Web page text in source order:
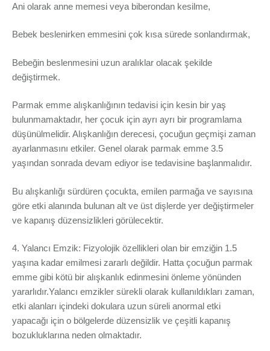
Ani olarak anne memesi veya biberondan kesilme,
Bebek beslenirken emmesini çok kısa sürede sonlandırmak,
Bebeğin beslenmesini uzun aralıklar olacak şekilde
değiştirmek.
Parmak emme alışkanlığının tedavisi için kesin bir yaş
bulunmamaktadır, her çocuk için ayrı ayrı bir programlama
düşünülmelidir. Alışkanlığın derecesi, çocuğun geçmişi zaman
ayarlanmasını etkiler. Genel olarak parmak emme 3.5
yaşından sonrada devam ediyor ise tedavisine başlanmalıdır.
Bu alışkanlığı sürdüren çocukta, emilen parmağa ve sayısına
göre etki alanında bulunan alt ve üst dişlerde yer değiştirmeler
ve kapanış düzensizlikleri görülecektir.
4. Yalancı Emzik: Fizyolojik özellikleri olan bir emziğin 1.5
yaşına kadar emilmesi zararlı değildir. Hatta çocuğun parmak
emme gibi kötü bir alışkanlık edinmesini önleme yönünden
yararlıdır.Yalancı emzikler sürekli olarak kullanıldıkları zaman,
etki alanları içindeki dokulara uzun süreli anormal etki
yapacağı için o bölgelerde düzensizlik ve çeşitli kapanış
bozukluklarına neden olmaktadır.